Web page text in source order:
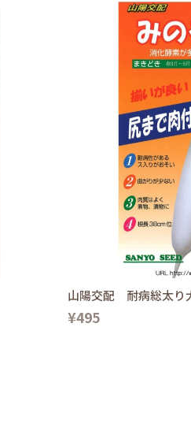
山陽交配 耐病総太り
¥495